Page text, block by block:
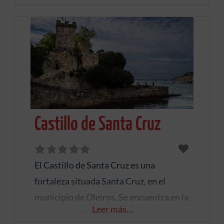
Castillo de Santa Cruz
El Castillo de Santa Cruz es una
fortaleza situada Santa Cruz, en el
municipio de Oleiros. Se encuentra en la
isLas obras de construcción se iniciaron
Leer más...